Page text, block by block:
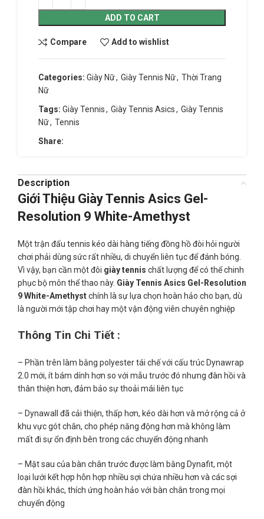
ADD TO CART
Compare Add to wishlist
Categories: Giày Nữ, Giày Tennis Nữ, Thời Trang
Nữ
Tags: Giày Tennis, Giày Tennis Asics, Giày Tennis
Nữ, Tennis
Share:
Description
Giới Thiệu Giày Tennis Asics Gel-
Resolution 9 White-Amethyst
Một trận đấu tennis kéo dài hàng tiếng đồng hồ đòi hỏi người
chơi phải dùng sức rất nhiều, di chuyển liên tục để đánh bóng.
Vì vậy, bạn cần một đôi giày tennis chất lượng để có thể chinh
phục bộ môn thể thao này. Giày Tennis Asics Gel-Resolution
9 White-Amethystchính là sự lựa chọn hoàn hảo cho bạn, dù
là người mới tập chơi hay một vận động viên chuyên nghiệp
Thông Tin Chi Tiết :
– Phần trên làm bằng polyester tái chế với cấu trúc Dynawrap
2.0 mới, ít bám dính hơn so với mẫu trước đó nhưng đàn hồi và
thân thiện hơn, đảm bảo sự thoải mái liên tục
– Dynawall đã cải thiện, thấp hơn, kéo dài hơn và mở rộng cả ở
khu vực gót chân, cho phép năng động hơn mà không làm
mất đi sự ổn định bên trong các chuyển động nhanh
– Mặt sau của bàn chân trước được làm bằng Dynafit, một
loại lưới kết hợp hỗn hợp nhiều sợi chứa nhiều hơn và các sợi
đàn hồi khác, thích ứng hoàn hảo với bàn chân trong mọi
chuyển động